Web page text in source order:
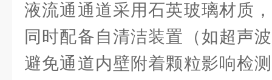
液流通通道采用石英玻璃材质
同时配备自清洁装置（如超声
避免通道内壁附着颗粒影响检